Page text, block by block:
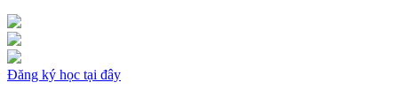
Đăng ký học tại đây